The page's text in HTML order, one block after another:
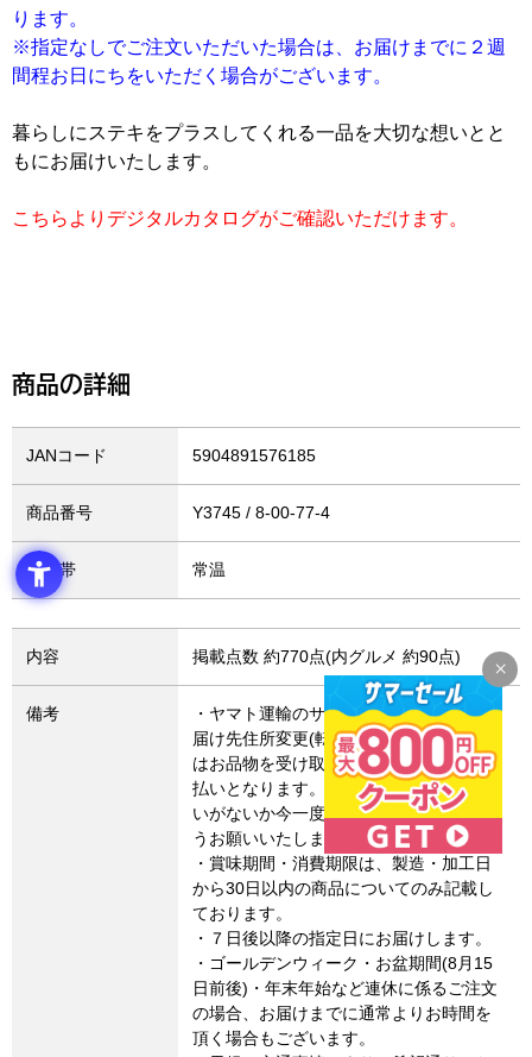
ります。
※指定なしでご注文いただいた場合は、お届けまでに２週
間程お日にちをいただく場合がございます。
暮らしにステキをプラスしてくれる一品を大切な想いとと
もにお届けいたします。
こちらよりデジタルカタログがご確認いただけます。
商品の詳細
JANコード 5904891576185
商品番号 Y3745
温度帯 常温
内容 掲載点数 約770点(内グルメ 約90点)
備考
・ヤマト運輸のサービス変更により、お
届け先住所変更(転送)した場合、転送費用
はお品物を受け取るお客さまによるお支
払いとなります。お届け先住所にお間違
いがないか今一度ご確認いただきますよ
うお願いいたします。
・賞味期間・消費期限は、製造・加工日
から30日以内の商品についてのみ記載し
ております。
・７日後以降の指定日にお届けします。
・ゴールデンウィーク・お盆期間(8月15
日前後)・年末年始など連休に係るご注文
の場合、お届けまでに通常よりお時間を
頂く場合もございます。